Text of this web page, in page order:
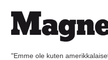
"Emme ole kuten